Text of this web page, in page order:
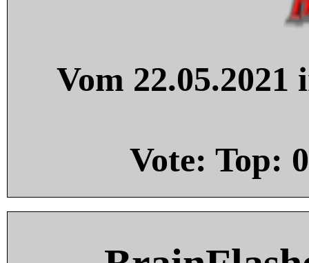
Vom
Vote: Top: 0